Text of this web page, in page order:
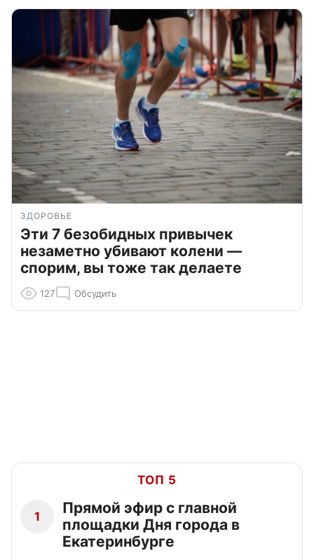
ЗДОРОВЬЕ
Эти 7 безобидных привычек
незаметно убивают колени —
спорим, вы тоже так делаете
127 Обсудить
ТОП 5
1
Прямой эфир с главной
площадки Дня города в
Екатеринбурге